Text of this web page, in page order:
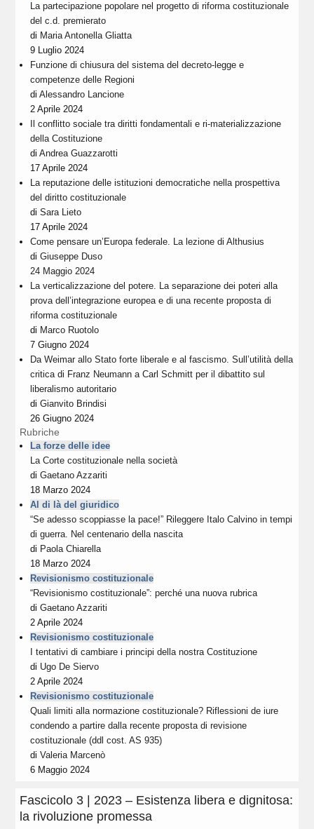
La partecipazione popolare nel progetto di riforma costituzionale
del c.d. premierato
di Maria Antonella Gliatta
9 Luglio 2024
Funzione di chiusura del sistema del decreto-legge e
competenze delle Regioni
diAlessandro Lancione
2 Aprile 2024
Il conflitto sociale tra diritti fondamentali e ri-materializzazione
della Costituzione
diAndrea Guazzarotti
17 Aprile 2024
La reputazione delle istituzioni democratiche nella prospettiva
del diritto costituzionale
diSara Lieto
17 Aprile 2024
Come pensare un’Europa federale. La lezione di Althusius
diGiuseppe Duso
24 Maggio 2024
La verticalizzazione del potere. La separazione dei poteri alla
prova dell’integrazione europea e di una recente proposta di
riforma costituzionale
di Marco Ruotolo
7 Giugno 2024
Da Weimar allo Stato forte liberale e al fascismo. Sull’utilità della
critica di Franz Neumann a Carl Schmitt per il dibattito sul
liberalismo autoritario
diGianvito Brindisi
26 Giugno 2024
Rubriche
La forze delle idee
La Corte costituzionale nella società
diGaetano Azzariti
18 Marzo 2024
Al di là del giuridico
“Se adesso scoppiasse la pace!” Rileggere Italo Calvino in tempi
di guerra. Nel centenario della nascita
di Paola Chiarella
18 Marzo 2024
Revisionismo costituzionale
“Revisionismo costituzionale”: perché una nuova rubrica
diGaetano Azzariti
2 Aprile 2024
Revisionismo costituzionale
I tentativi di cambiare i principi della nostra Costituzione
di Ugo De Siervo
2 Aprile 2024
Revisionismo costituzionale
Quali limiti alla normazione costituzionale? Riflessioni de iure
condendo a partire dalla recente proposta di revisione
costituzionale (ddl cost. AS 935)
diValeria Marcenò
6 Maggio 2024
Fascicolo 3 | 2023 – Esistenza libera e dignitosa:
la rivoluzione promessa